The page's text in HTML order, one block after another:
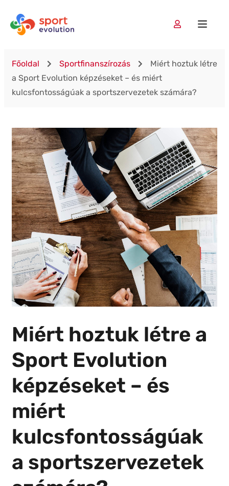
Főoldal Sportfinanszírozás
Miért hoztuk létre
a Sport Evolution képzéseket – és miért
kulcsfontosságúak a sportszervezetek számára?
Miért hoztuk létre a
Sport Evolution
képzéseket – és
miért
kulcsfontosságúak
a sportszervezetek